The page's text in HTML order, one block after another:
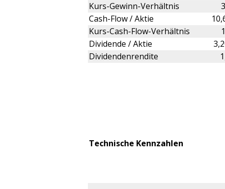
Kurs-Gewinn-Verhältnis
Cash-Flow / Aktie
Kurs-Cash-Flow-Verhältnis
Dividende / Aktie
Dividendenrendite
Technische Kennzahlen